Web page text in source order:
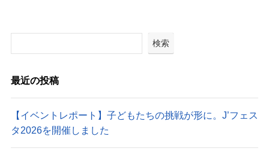
検索
最近の投稿
【イベントレポート】子どもたちの挑戦が形に。J’フェス
タ2026を開催しました